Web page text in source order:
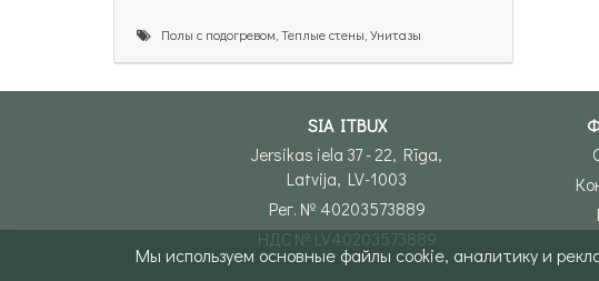
Полы с подогревом, Теплые стены, Унитазы
Мы используем основные файлы cookie, аналитику и
SIA ITBUX
Jersikas iela 37 - 22, Rīga,
Latvija, LV-1003
Рег. № 40203573889
НДС № LV40203573889